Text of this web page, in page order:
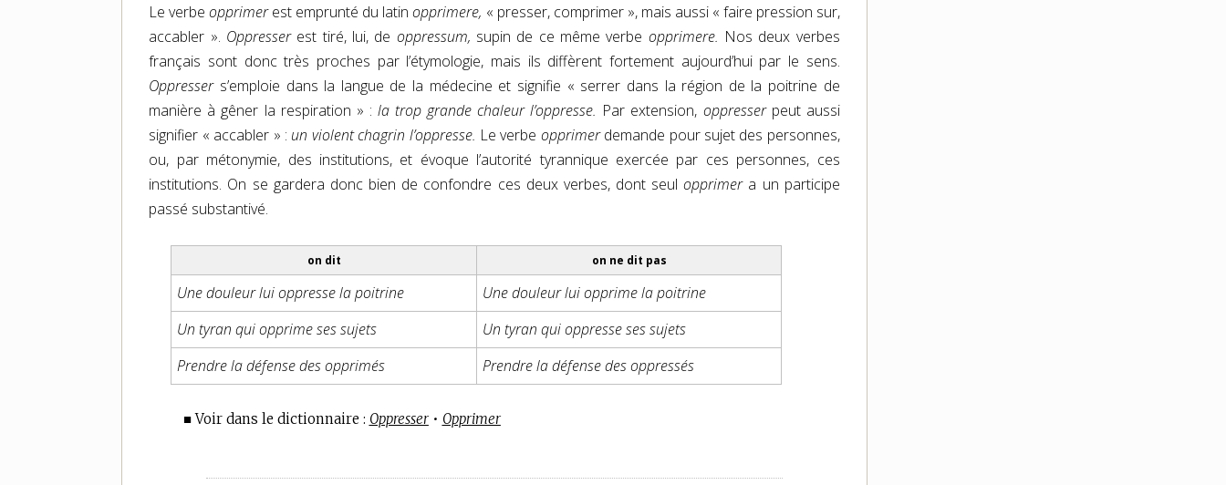
Le verbeopprimerest emprunté du latinopprimere, « presser, comprimer », mais aussi « faire pression sur,
accabler ». Oppresserest tiré, lui, de oppressum, supin de ce même verbe opprimere. Nos deux verbes
français sont donc très proches par l’étymologie, mais ils diffèrent fortement aujourd’hui par le sens.
Oppressers’emploie dans la langue de la médecine et signifie « serrer dans la région de la poitrine de
manière à gêner la respiration » : la trop grande chaleur l’oppresse. Par extension, oppresserpeut aussi
signifier « accabler » : un violent chagrin l’oppresse. Le verbe opprimerdemande pour sujet des personnes,
ou, par métonymie, des institutions, et évoque l’autorité tyrannique exercée par ces personnes, ces
institutions. On se gardera donc bien de confondre ces deux verbes, dont seulopprimera un participe
passé substantivé.
on dit on ne dit pas
Une douleur lui oppresse la poitrine
Une douleur lui opprime la poitrine
Un tyran qui opprime ses sujets
Un tyran qui oppresse ses sujets
Prendre la défense des opprimés
Prendre la défense des oppressés
■ Voir dans le dictionnaire : Oppresser• Opprimer